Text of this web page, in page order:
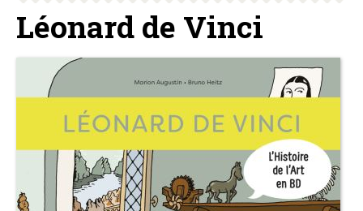
Léonard de Vinci